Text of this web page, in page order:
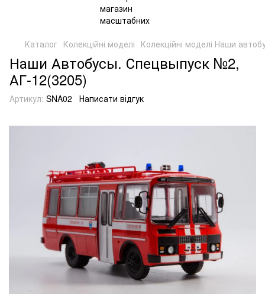
Каталог Колекційні моделі Колекційні моделі Наши
Наши Автобусы. Спецвыпуск №2,
АГ-12(3205)
Артикул: SNA02 Написати відгук